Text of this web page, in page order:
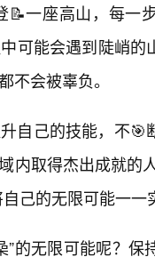
一座高山，每一
可能会遇到陡峭的
不会被辜负。
自己的技能，不🎯
取得杰出成就的
己的无限可能一一
的无限可能呢？保